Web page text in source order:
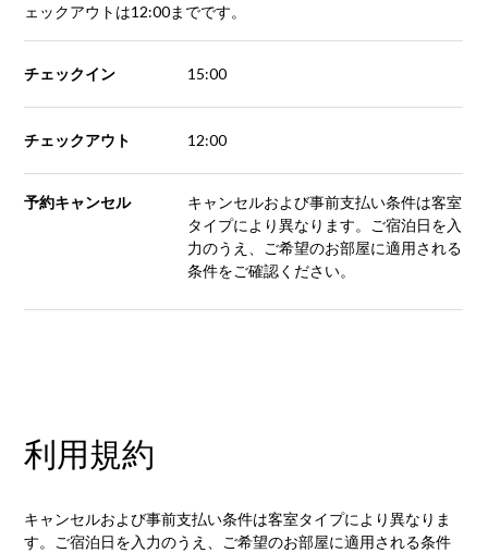
ェックアウトは12:00までです。
チェックイン 15:00
チェックアウト 12:00
予約キャンセル
キャンセルおよび事前支払い条件は客室
タイプにより異なります。ご宿泊日を入
力のうえ、ご希望のお部屋に適用される
条件をご確認ください。
利用規約
キャンセルおよび事前支払い条件は客室タイプにより異なりま
す。ご宿泊日を入力のうえ、ご希望のお部屋に適用される条件